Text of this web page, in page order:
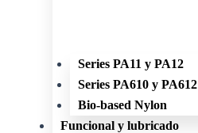
Series PA11 y PA12
Series PA610 y PA612
Bio-based Nylon
Funcional y lubricado